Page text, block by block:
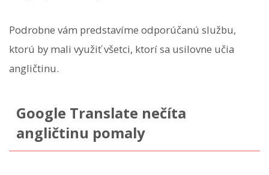
Podrobne vám predstavíme odporúčanú službu,
ktorú by mali využiť všetci, ktorí sa usilovne učia
angličtinu.
Google Translate nečíta
angličtinu pomaly